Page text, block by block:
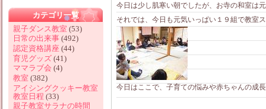
今日は少し肌寒い朝でしたが、お寺の和室は
それでは、今日も元気いっぱい１９組で教室
今日はここで、子育ての悩みや赤ちゃんの成
カテゴリ一覧
親子ダンス教室 (53)
日常の出来事 (492)
認定資格講座 (44)
育児グッズ (41)
ママラブ会 (4)
教室 (382)
アイシングクッキー教室
教室日程 (33)
親子教室サラナの時間